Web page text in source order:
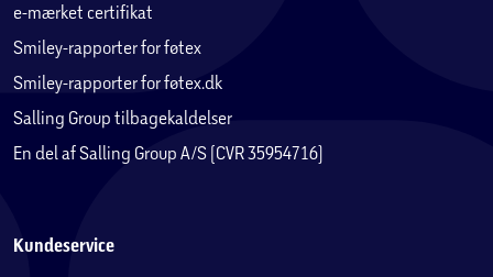
e-mærket certifikat
Smiley-rapporter for føtex
Smiley-rapporter for føtex.dk
Salling Group tilbagekaldelser
En del af Salling Group A/S (CVR 35954716)
Kundeservice